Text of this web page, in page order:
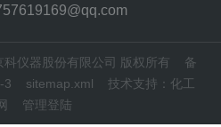
科仪器股份有限公司 版权所有 备
3
sitemap.xml 技术支持： 化工
管理登陆